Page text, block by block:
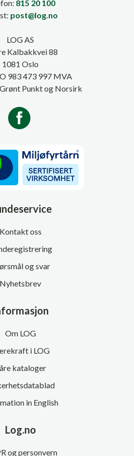
815 20 100
post@log.no
LOG AS
Kalbakkvei 88
1081 Oslo
983 473 997 MVA
Punkt og Norsirk
Kontakt oss
og svar
Nyhetsbrev
Om LOG
i LOG
kataloger
in English
Log.no
og personvern